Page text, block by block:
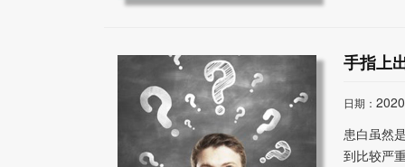
手指上
日期：
患白虽然
到比较严